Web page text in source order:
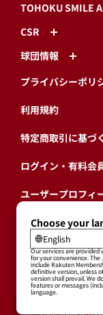
TOHOKU SMILE
CSR
球団情報
プライバシーポリ
利用規約
特定商取引に基づ
ログイン・有料会
ユーザープロフィ
会員情報引継ぎ
退会
東北